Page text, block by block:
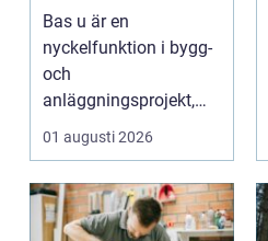
byggprojekt
Bas u är en
nyckelfunktion i bygg-
och
anläggningsprojekt,
med ansvar för att
arbetsm...
01 augusti 2026